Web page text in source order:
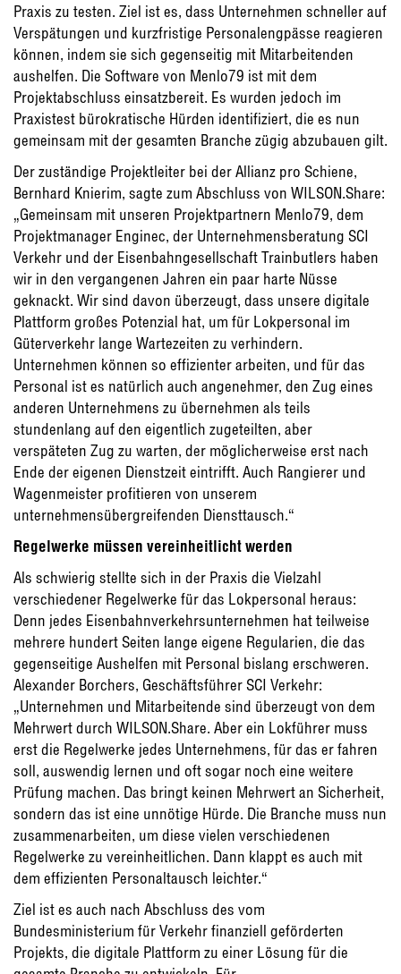
Praxis zu testen. Ziel ist es, dass Unternehmen schneller auf
Verspätungen und kurzfristige Personalengpässe reagieren
können, indem sie sich gegenseitig mit Mitarbeitenden
aushelfen. Die Software von Menlo79 ist mit dem
Projektabschluss einsatzbereit. Es wurden jedoch im
Praxistest bürokratische Hürden identifiziert, die es nun
gemeinsam mit der gesamten Branche zügig abzubauen gilt.
Der zuständige Projektleiter bei der Allianz pro Schiene,
Bernhard Knierim, sagte zum Abschluss von WILSON.Share:
„Gemeinsam mit unseren Projektpartnern Menlo79, dem
Projektmanager Enginec, der Unternehmensberatung SCI
Verkehr und der Eisenbahngesellschaft Trainbutlers haben
wir in den vergangenen Jahren ein paar harte Nüsse
geknackt. Wir sind davon überzeugt, dass unsere digitale
Plattform großes Potenzial hat, um für Lokpersonal im
Güterverkehr lange Wartezeiten zu verhindern.
Unternehmen können so effizienter arbeiten, und für das
Personal ist es natürlich auch angenehmer, den Zug eines
anderen Unternehmens zu übernehmen als teils
stundenlang auf den eigentlich zugeteilten, aber
verspäteten Zug zu warten, der möglicherweise erst nach
Ende der eigenen Dienstzeit eintrifft. Auch Rangierer und
Wagenmeister profitieren von unserem
unternehmensübergreifenden Diensttausch.“
Regelwerke müssen vereinheitlicht werden
Als schwierig stellte sich in der Praxis die Vielzahl
verschiedener Regelwerke für das Lokpersonal heraus:
Denn jedes Eisenbahnverkehrsunternehmen hat teilweise
mehrere hundert Seiten lange eigene Regularien, die das
gegenseitige Aushelfen mit Personal bislang erschweren.
Alexander Borchers, Geschäftsführer SCI Verkehr:
„Unternehmen und Mitarbeitende sind überzeugt von dem
Mehrwert durch WILSON.Share. Aber ein Lokführer muss
erst die Regelwerke jedes Unternehmens, für das er fahren
soll, auswendig lernen und oft sogar noch eine weitere
Prüfung machen. Das bringt keinen Mehrwert an Sicherheit,
sondern das ist eine unnötige Hürde. Die Branche muss nun
zusammenarbeiten, um diese vielen verschiedenen
Regelwerke zu vereinheitlichen. Dann klappt es auch mit
dem effizienten Personaltausch leichter.“
Ziel ist es auch nach Abschluss des vom
Bundesministerium für Verkehr finanziell geförderten
Projekts, die digitale Plattform zu einer Lösung für die